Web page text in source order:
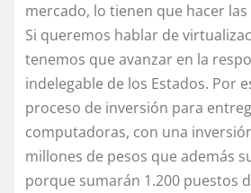
mercado, lo tienen que hacer
Si queremos hablar de
tenemos que avanzar en la
indelegable de los Estados. Por
proceso de inversión para
computadoras, con una
millones de pesos que además
porque sumarán 1.200 puestos